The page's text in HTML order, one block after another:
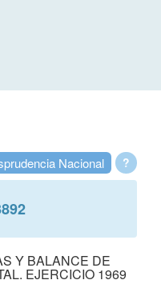
?
Nacional
Y BALANCE DE
EJERCICIO 1969